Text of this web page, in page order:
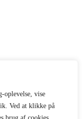
oplevelse, vise
Ved at klikke på